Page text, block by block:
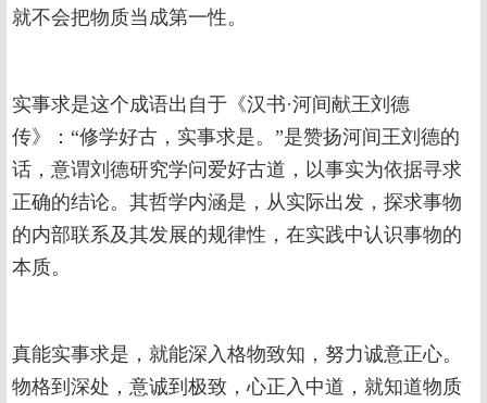
就不会把物质当成第一性。
实事求是这个成语出自于《汉书·河间献王刘德
传》：“修学好古，实事求是。”是赞扬河间王刘德的
话，意谓刘德研究学问爱好古道，以事实为依据寻求
正确的结论。其哲学内涵是，从实际出发，探求事物
的内部联系及其发展的规律性，在实践中认识事物的
本质。
真能实事求是，就能深入格物致知，努力诚意正心。
物格到深处，意诚到极致，心正入中道，就知道物质